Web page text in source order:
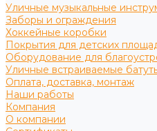
Уличные музыкальные
Заборы и ограждения
Хоккейные коробки
Покрытия для детских
Оборудование для
Уличные встраиваемые
Оплата, доставка, монтаж
Наши работы
Компания
О компании